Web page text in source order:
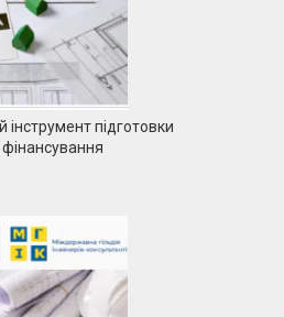
інструмент підготовки